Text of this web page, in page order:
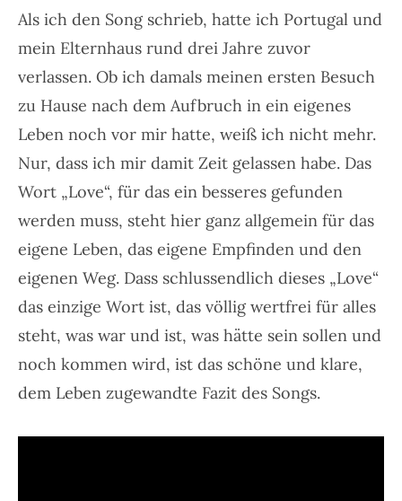
Als ich den Song schrieb, hatte ich Portugal und
mein Elternhaus rund drei Jahre zuvor
verlassen. Ob ich damals meinen ersten Besuch
zu Hause nach dem Aufbruch in ein eigenes
Leben noch vor mir hatte, weiß ich nicht mehr.
Nur, dass ich mir damit Zeit gelassen habe. Das
Wort „Love“, für das ein besseres gefunden
werden muss, steht hier ganz allgemein für das
eigene Leben, das eigene Empfinden und den
eigenen Weg. Dass schlussendlich dieses „Love“
das einzige Wort ist, das völlig wertfrei für alles
steht, was war und ist, was hätte sein sollen und
noch kommen wird, ist das schöne und klare,
dem Leben zugewandte Fazit des Songs.